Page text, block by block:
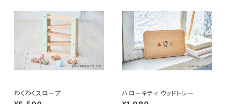
わくわくスロープ ハローキティ ウッドトレー